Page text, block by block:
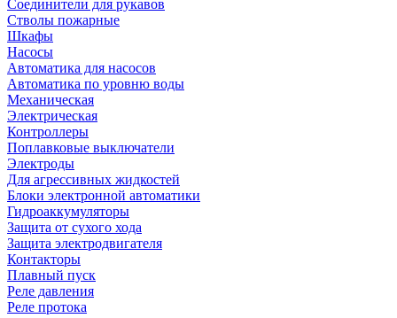
Соединители для рукавов
Стволы пожарные
Шкафы
Насосы
Автоматика для насосов
Автоматика по уровню воды
Механическая
Электрическая
Контроллеры
Поплавковые выключатели
Электроды
Для агрессивных жидкостей
Блоки электронной автоматики
Гидроаккумуляторы
Защита от сухого хода
Защита электродвигателя
Контакторы
Плавный пуск
Реле давления
Реле протока